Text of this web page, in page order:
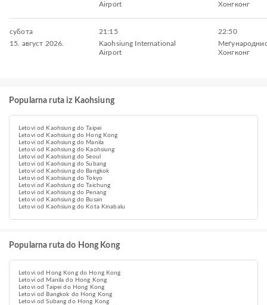
Airport
Хонгконг
субота
15. август 2026.
21:15
Kaohsiung International
Airport
22:50
Хонгконг
Popularna ruta iz Kaohsiung
Letovi od Kaohsiung do Taipei
Letovi od Kaohsiung do Hong Kong
Letovi od Kaohsiung do Manila
Letovi od Kaohsiung do Kaohsiung
Letovi od Kaohsiung do Seoul
Letovi od Kaohsiung do Subang
Letovi od Kaohsiung do Bangkok
Letovi od Kaohsiung do Tokyo
Letovi od Kaohsiung do Taichung
Letovi od Kaohsiung do Penang
Letovi od Kaohsiung do Busan
Letovi od Kaohsiung do Kota Kinabalu
Popularna ruta do Hong Kong
Letovi od Hong Kong do Hong Kong
Letovi od Manila do Hong Kong
Letovi od Taipei do Hong Kong
Letovi od Bangkok do Hong Kong
Letovi od Subang do Hong Kong